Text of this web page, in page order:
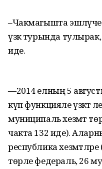
–Чакмагышта
үзәк турында тулырак,
иде.
—2014 елның 5
күп функцияле үзәктә
муниципаль хезмәт
чакта 132 иде).
республика
төрле федераль, 26